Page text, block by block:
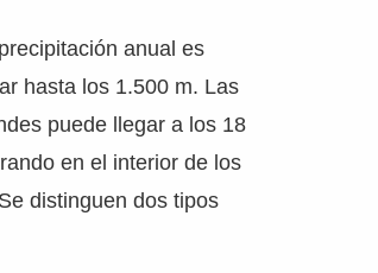
anual es
hasta los 1.500 m. Las
puede llegar a los 18
en el interior de los
distinguen dos tipos